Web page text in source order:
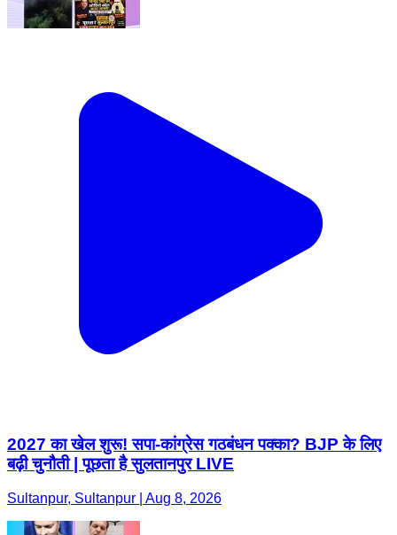
2027 का खेल शुरू! सपा-कांग्रेस गठबंधन पक्का? BJP के लिए
बढ़ी चुनौती | पूछता है सुलतानपुर LIVE
Sultanpur, Sultanpur | Aug 8, 2026